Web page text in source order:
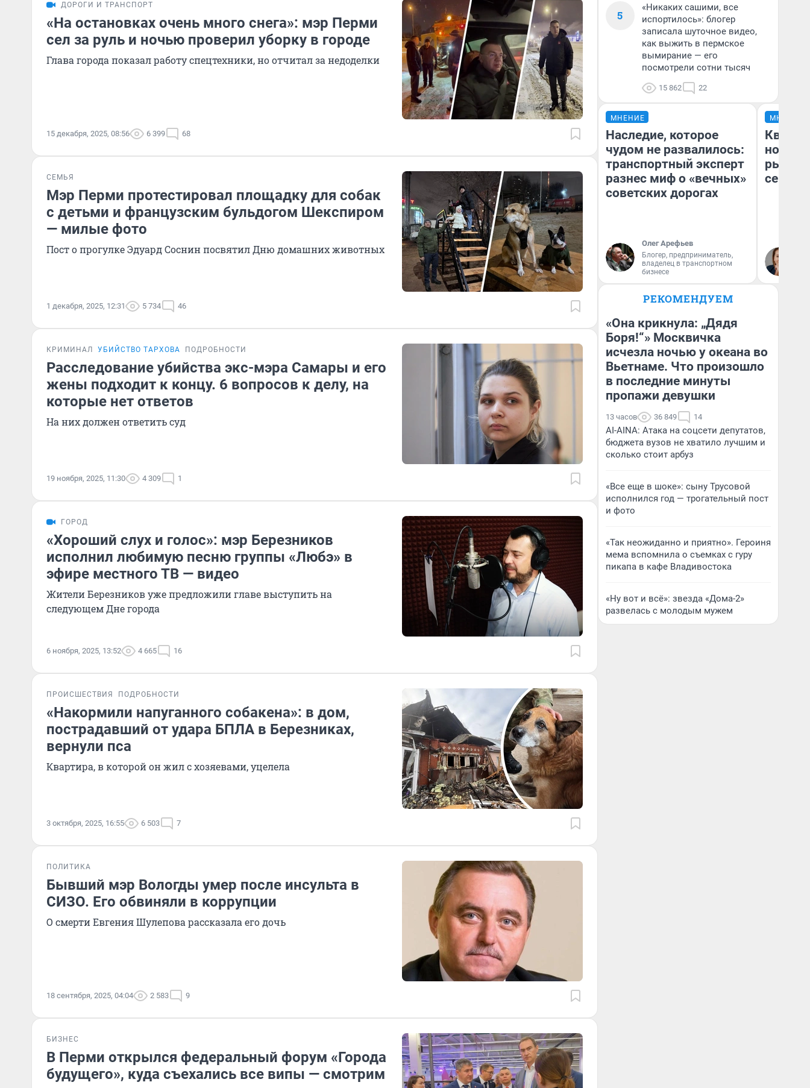
ДОРОГИ И ТРАНСПОРТ
«На остановках очень много снега»: мэр Перми
сел за руль и ночью проверил уборку в городе
Глава города показал работу спецтехники, но отчитал за недоделки
15 декабря, 2025, 08:56 6 399 68
СЕМЬЯ
Мэр Перми протестировал площадку для собак
с детьми и французским бульдогом Шекспиром
— милые фото
Пост о прогулке Эдуард Соснин посвятил Дню домашних животных
1 декабря, 2025, 12:31 5 734 46
КРИМИНАЛ УБИЙСТВО ТАРХОВА ПОДРОБНОСТИ
Расследование убийства экс-мэра Самары и его
жены подходит к концу. 6 вопросов к делу, на
которые нет ответов
На них должен ответить суд
19 ноября, 2025, 11:30 4 309 1
ГОРОД
«Хороший слух и голос»: мэр Березников
исполнил любимую песню группы «Любэ» в
эфире местного ТВ — видео
Жители Березников уже предложили главе выступить на
следующем Дне города
6 ноября, 2025, 13:52 4 665 16
ПРОИСШЕСТВИЯ ПОДРОБНОСТИ
«Накормили напуганного собакена»: в дом,
пострадавший от удара БПЛА в Березниках,
вернули пса
Квартира, в которой он жил с хозяевами, уцелела
3 октября, 2025, 16:55 6 503 7
ПОЛИТИКА
Бывший мэр Вологды умер после инсульта в
СИЗО. Его обвиняли в коррупции
О смерти Евгения Шулепова рассказала его дочь
18 сентября, 2025, 04:04 2 583 9
БИЗНЕС
В Перми открылся федеральный форум «Города
будущего», куда съехались все випы — смотрим
5
«Никаких сашими, все
испортилось»: блогер
записала шуточное видео,
как выжить в пермское
вымирание — его
посмотрели сотни тысяч
15 862 22
МНЕНИЕ
Наследие, которое
чудом не развалилось:
транспортный эксперт
разнес миф о «вечных»
советских дорогах
Олег Арефьев
Блогер, предприниматель,
владелец в транспортном
бизнесе
МНЕНИЕ
но
рынок
РЕКОМЕНДУЕМ
«Она крикнула: „Дядя
Боря!“» Москвичка
исчезла ночью у океана во
Вьетнаме. Что произошло
в последние минуты
пропажи девушки
13 часов 36 849 14
AI-AINA: Атака на соцсети депутатов,
бюджета вузов не хватило лучшим и
сколько стоит арбуз
«Все еще в шоке»: сыну Трусовой
исполнился год — трогательный пост
и фото
«Так неожиданно и приятно». Героиня
мема вспомнила о съемках с гуру
пикапа в кафе Владивостока
«Ну вот и всё»: звезда «Дома-2»
развелась с молодым мужем